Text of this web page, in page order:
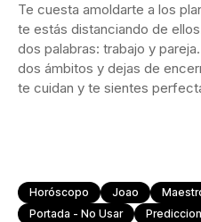
Te cuesta amoldarte a los
te estás distanciando de
dos palabras: trabajo y
dos ámbitos y dejas de
te cuidan y te sientes
Horóscopo Joao
Portada - No Usar